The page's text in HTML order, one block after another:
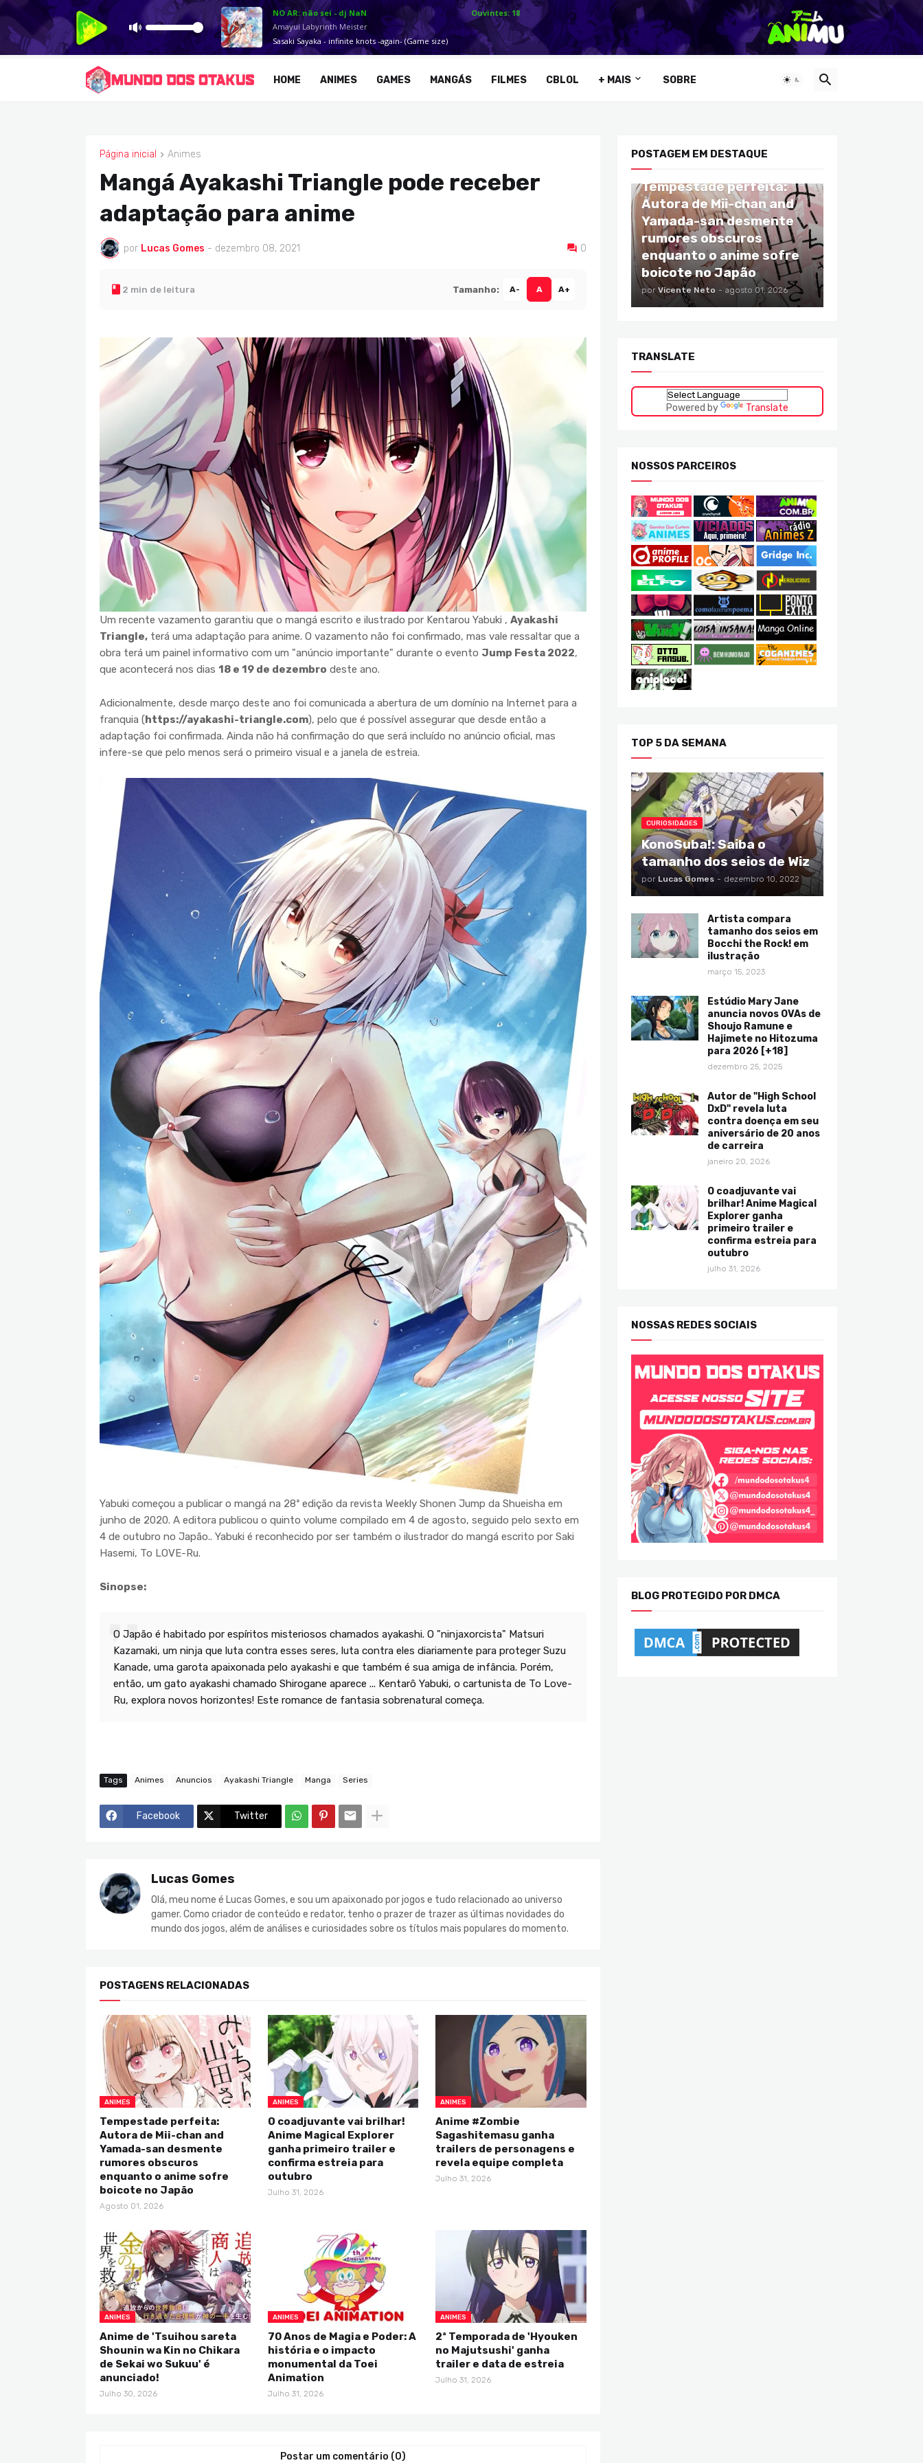
HOME ANIMES GAMES MANGÁS FILMES CBLOL + MAIS SOBRE
Página inicial Animes
ANIMES
Mangá Ayakashi Triangle pode receber
adaptação para anime
por Lucas Gomes - dezembro 08, 2021 0
2 min de leitura Tamanho: A- A A+
Um recente vazamento garantiu que o mangá escrito e ilustrado por Kentarou Yabuki , Ayakashi
Triangle, terá uma adaptação para anime. O vazamento não foi confirmado, mas vale ressaltar que a
obra terá um painel informativo com um "anúncio importante" durante o evento Jump Festa 2022,
que acontecerá nos dias 18 e 19 de dezembro deste ano.
Adicionalmente, desde março deste ano foi comunicada a abertura de um domínio na Internet para a
franquia (https://ayakashi-triangle.com), pelo que é possível assegurar que desde então a
adaptação foi confirmada. Ainda não há confirmação do que será incluído no anúncio oficial, mas
infere-se que pelo menos será o primeiro visual e a janela de estreia.
Yabuki começou a publicar o mangá na 28ª edição da revista Weekly Shonen Jump da Shueisha em
junho de 2020. A editora publicou o quinto volume compilado em 4 de agosto, seguido pelo sexto em
4 de outubro no Japão.. Yabuki é reconhecido por ser também o ilustrador do mangá escrito por Saki
Hasemi, To LOVE-Ru.
Sinopse:
O Japão é habitado por espíritos misteriosos chamados ayakashi. O "ninjaxorcista" Matsuri
Kazamaki, um ninja que luta contra esses seres, luta contra eles diariamente para proteger Suzu
Kanade, uma garota apaixonada pelo ayakashi e que também é sua amiga de infância. Porém,
então, um gato ayakashi chamado Shirogane aparece ... Kentarô Yabuki, o cartunista de To Love-
Ru, explora novos horizontes! Este romance de fantasia sobrenatural começa.
Tags Animes Anuncios Ayakashi Triangle Manga Series
Facebook Twitter
Lucas Gomes
Olá, meu nome é Lucas Gomes, e sou um apaixonado por jogos e tudo relacionado ao universo
gamer. Como criador de conteúdo e redator, tenho o prazer de trazer as últimas novidades do
mundo dos jogos, além de análises e curiosidades sobre os títulos mais populares do momento.
POSTAGENS RELACIONADAS
ANIMES
Tempestade perfeita:
Autora de Mii-chan and
Yamada-san desmente
rumores obscuros
enquanto o anime sofre
boicote no Japão
Agosto 01, 2026
ANIMES
O coadjuvante vai brilhar!
Anime Magical Explorer
ganha primeiro trailer e
confirma estreia para
outubro
Julho 31, 2026
ANIMES
Anime #Zombie
Sagashitemasu ganha
trailers de personagens e
revela equipe completa
Julho 31, 2026
ANIMES
Anime de 'Tsuihou sareta
Shounin wa Kin no Chikara
de Sekai wo Sukuu' é
anunciado!
Julho 30, 2026
ANIMES
70 Anos de Magia e Poder: A
história e o impacto
monumental da Toei
Animation
Julho 31, 2026
ANIMES
2ª Temporada de 'Hyouken
no Majutsushi' ganha
trailer e data de estreia
Julho 31, 2026
Postar um comentário (0)
POSTAGEM EM DESTAQUE
Tempestade perfeita:
Autora de Mii-chan and
Yamada-san desmente
rumores obscuros
enquanto o anime sofre
boicote no Japão
por Vicente Neto - agosto 01, 2026
TRANSLATE
Powered by Translate
NOSSOS PARCEIROS
TOP 5 DA SEMANA
CURIOSIDADES
KonoSuba!: Saiba o
tamanho dos seios de Wiz
por Lucas Gomes - dezembro 10, 2022
Artista compara
tamanho dos seios em
Bocchi the Rock! em
ilustração
março 15, 2023
Estúdio Mary Jane
anuncia novos OVAs de
Shoujo Ramune e
Hajimete no Hitozuma
para 2026 [+18]
dezembro 25, 2025
Autor de "High School
DxD" revela luta
contra doença em seu
aniversário de 20 anos
de carreira
janeiro 20, 2026
O coadjuvante vai
brilhar! Anime Magical
Explorer ganha
primeiro trailer e
confirma estreia para
outubro
julho 31, 2026
NOSSAS REDES SOCIAIS
BLOG PROTEGIDO POR DMCA